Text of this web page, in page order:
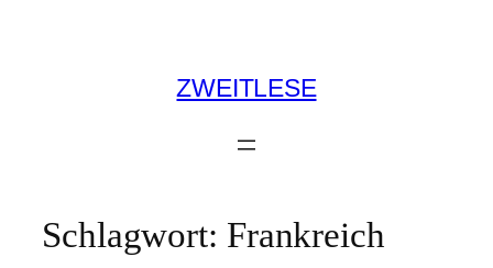
ZWEITLESE
Schlagwort: Frankreich